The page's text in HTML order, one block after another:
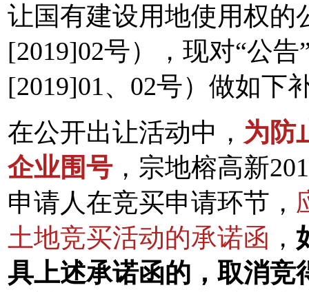
让国有建设用地使用权的
[2019]02号），现对“公
[2019]01、02号）做如下
在公开出让活动中， 为防
企业围号 ，宗地榕高新
申请人在竞买申请环节，
土地竞买活动的承诺函 ，
具上述承诺函的，取消竞